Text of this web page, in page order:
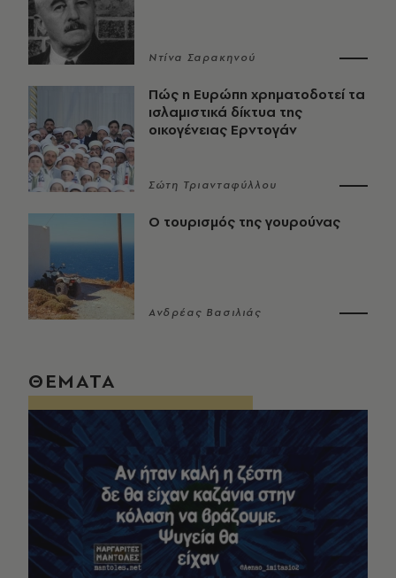
Ντίνα Σαρακηνού
Πώς η Ευρώπη χρηματοδοτεί τα
ισλαμιστικά δίκτυα της
οικογένειας Ερντογάν
Σώτη Τριανταφύλλου
Ο τουρισμός της γουρούνας
Ανδρέας Βασιλιάς
ΘΕΜΑΤΑ